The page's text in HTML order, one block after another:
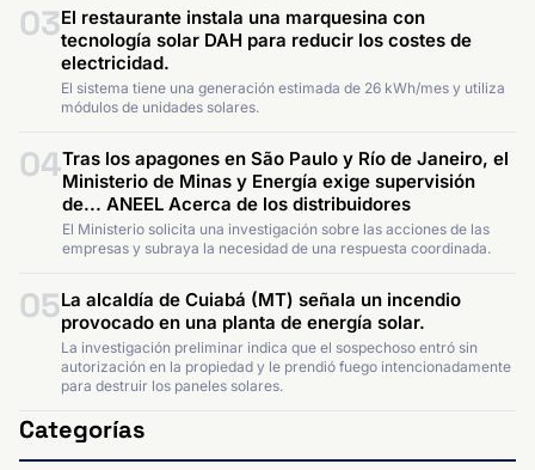
03El restaurante instala una marquesina con
tecnología solar DAH para reducir los costes de
electricidad.
El sistema tiene una generación estimada de 26 kWh/mes y utiliza
módulos de unidades solares.
04Tras los apagones en São Paulo y Río de Janeiro, el
Ministerio de Minas y Energía exige supervisión
de... ANEEL Acerca de los distribuidores
El Ministerio solicita una investigación sobre las acciones de las
empresas y subraya la necesidad de una respuesta coordinada.
05La alcaldía de Cuiabá (MT) señala un incendio
provocado en una planta de energía solar.
La investigación preliminar indica que el sospechoso entró sin
autorización en la propiedad y le prendió fuego intencionadamente
para destruir los paneles solares.
Categorías